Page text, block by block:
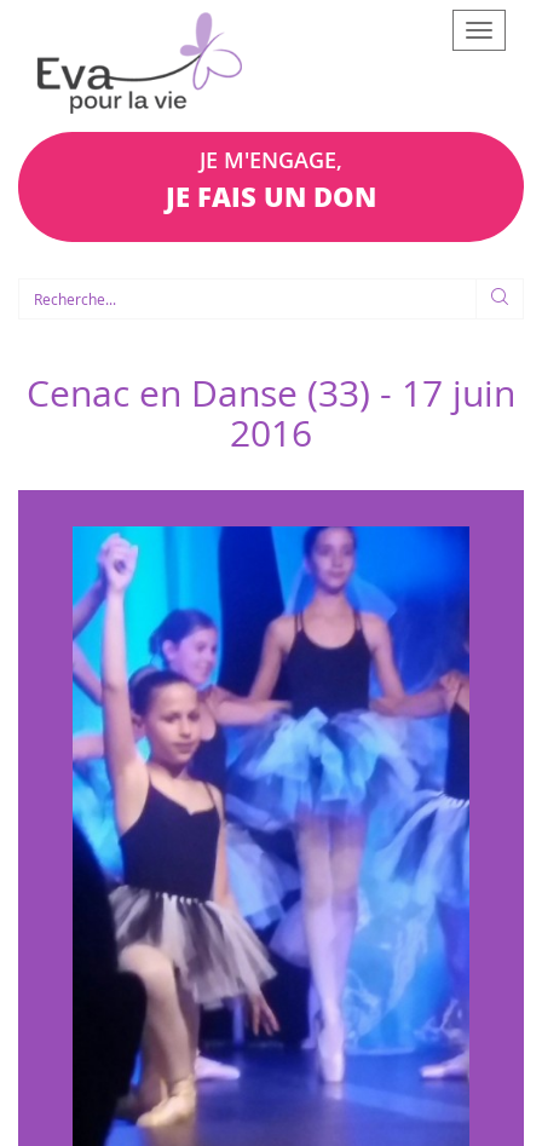
Afficher
le
JE M'ENGAGE,
JE FAIS UN DON
Cenac en Danse (33) - 17 juin
2016